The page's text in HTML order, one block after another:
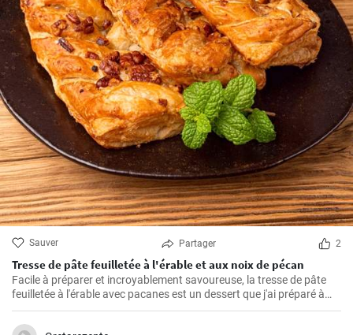
Sauver Partager 2
Tresse de pâte feuilletée à l'érable et aux noix de pécan
Facile à préparer et incroyablement savoureuse, la tresse de pâte
feuilletée à l'érable avec pacanes est un dessert que j'ai préparé à
maintes reprises pour mes proches. Parfumée de caramel, la saveur
amère des pacanes et la légèreté de la pâte feuilletée font qu'il est